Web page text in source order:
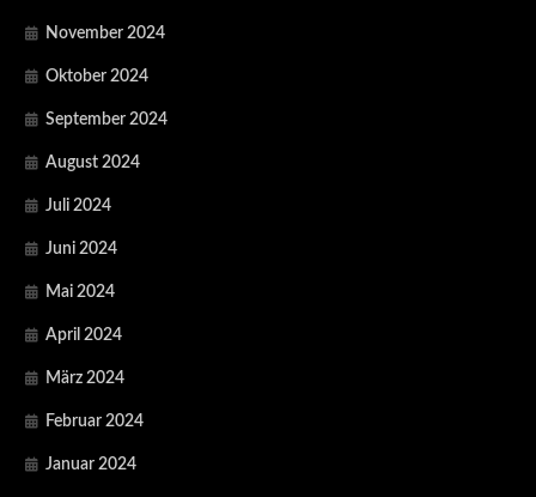
November 2024
Oktober 2024
September 2024
August 2024
Juli 2024
Juni 2024
Mai 2024
April 2024
März 2024
Februar 2024
Januar 2024